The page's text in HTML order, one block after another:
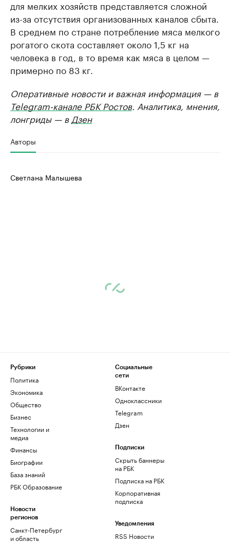
для мелких хозяйств представляется сложной
из-за отсутствия организованных каналов сбыта.
В среднем по стране потребление мяса мелкого
рогатого скота составляет около 1,5 кг на
человека в год, в то время как мяса в целом —
примерно по 83 кг.
Оперативные новости и важная информация — в
Telegram-канале РБК Ростов. Аналитика, мнения,
лонгриды — в Дзен
Авторы
Светлана Малышева
Рубрики
Политика
Экономика
Общество
Бизнес
Технологии и
медиа
Финансы
Биографии
База знаний
РБК Образование
Новости
регионов
Санкт-Петербург
и область
Социальные
сети
ВКонтакте
Одноклассники
Telegram
Дзен
Подписки
Скрыть баннеры
на РБК
Подписка на РБК
Корпоративная
подписка
Уведомления
RSS Новости